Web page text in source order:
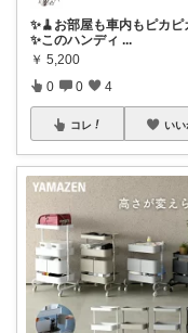
✨🧹お部屋も車内もピカピ
✨このハンディ ...
￥ 5,200
0 0 4
コレ いい